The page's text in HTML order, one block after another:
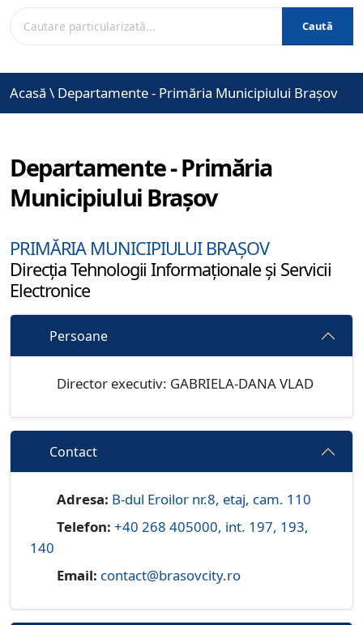
Caută
Acasă \ Departamente - Primăria Municipiului Brașov
Departamente - Primăria
Municipiului Brașov
PRIMĂRIA MUNICIPIULUI BRAȘOV
Direcția Tehnologii Informaționale și Servicii
Electronice
Persoane
Director executiv: GABRIELA-DANA VLAD
Contact
Adresa: B-dul Eroilor nr.8, etaj, cam. 110
Telefon: +40 268 405000, int. 197, 193,
140
Email: contact@brasovcity.ro